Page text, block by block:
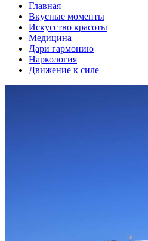
Главная
Вкусные моменты
Искусство красоты
Медицина
Дари гармонию
Наркология
Движение к силе